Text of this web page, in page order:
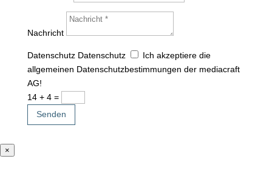
Nachricht
Datenschutz Datenschutz
Ich akzeptiere die
allgemeinen Datenschutzbestimmungen der mediacraft
AG!
14 + 4=
Senden
×